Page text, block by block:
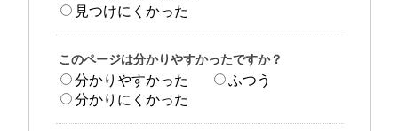
見つけにくかった
このページは分かりやすかったですか？
分かりやすかった
ふつう
分かりにくかった